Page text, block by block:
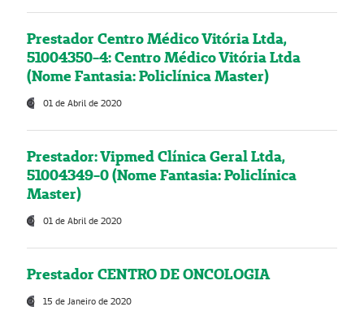
Prestador Centro Médico Vitória Ltda,
51004350-4: Centro Médico Vitória Ltda
(Nome Fantasia: Policlínica Master)
01 de Abril de 2020
Prestador: Vipmed Clínica Geral Ltda,
51004349-0 (Nome Fantasia: Policlínica
Master)
01 de Abril de 2020
Prestador CENTRO DE ONCOLOGIA
15 de Janeiro de 2020